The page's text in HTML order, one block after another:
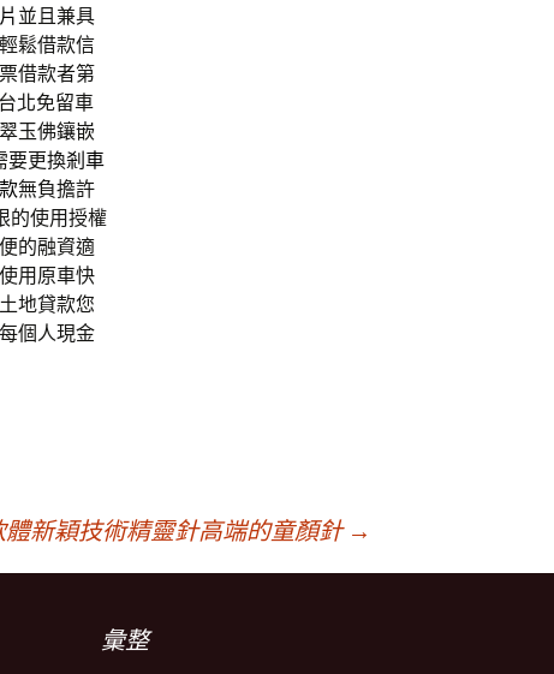
並且兼具
鬆借款信
借款者第
北免留車
玉佛鑲嵌
要更換剎車
無負擔許
的使用授權
的融資適
用原車快
地貸款您
個人現金
新穎技術精靈針高端的童顏針 →
彙整